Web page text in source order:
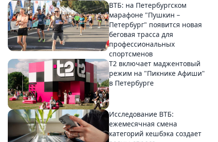
ВТБ: на Петербургском
марафоне "Пушкин –
Петербург" появится новая
беговая трасса для
профессиональных
спортсменов
Т2 включает маджентовый
режим на "Пикнике Афиши"
в Петербурге
Исследование ВТБ:
ежемесячная смена
категорий кешбэка создает